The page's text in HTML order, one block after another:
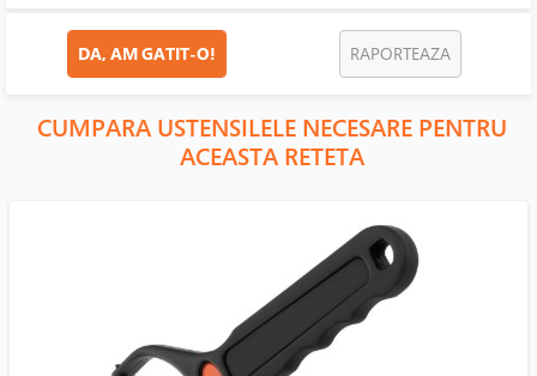
DA, AM GATIT-O! RAPORTEAZA
CUMPARA USTENSILELE NECESARE PENTRU
ACEASTA RETETA